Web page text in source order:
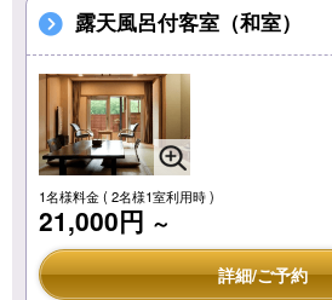
露天風呂付客室（和室）
1名様料金( 2名様1室利用時 )
21,000円 ～
詳細/ご予約